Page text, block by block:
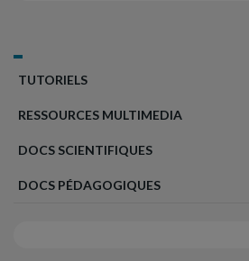
TUTORIELS
RESSOURCES MULTIMEDIA
DOCS SCIENTIFIQUES
DOCS PÉDAGOGIQUES